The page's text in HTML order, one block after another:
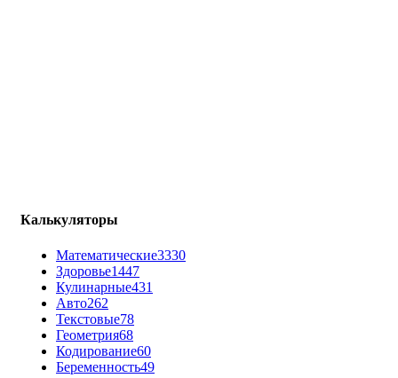
Калькуляторы
Математические3330
Здоровье1447
Кулинарные431
Авто262
Текстовые78
Геометрия68
Кодирование60
Беременность49